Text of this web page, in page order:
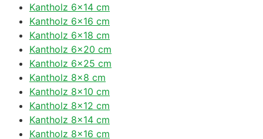
Kantholz 6×14 cm
Kantholz 6×16 cm
Kantholz 6×18 cm
Kantholz 6×20 cm
Kantholz 6×25 cm
Kantholz 8×8 cm
Kantholz 8×10 cm
Kantholz 8×12 cm
Kantholz 8×14 cm
Kantholz 8×16 cm